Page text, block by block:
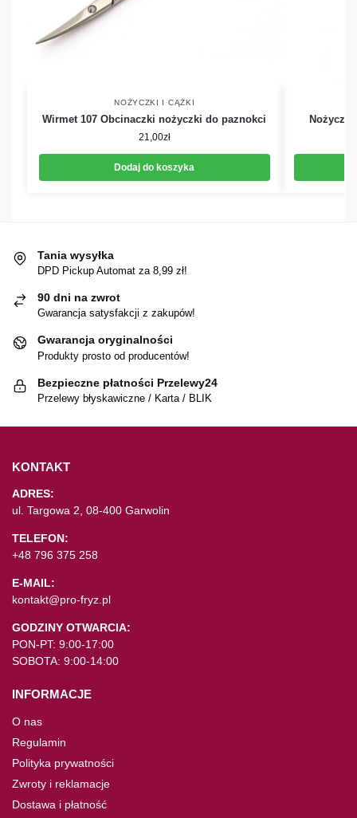
NOŻYCZKI I CĄŻKI
Wirmet 107 Obcinaczki nożyczki do paznokci
21,00zł
Dodaj do koszyka
Nożyczki
Tania wysyłka
DPD Pickup Automat za 8,99 zł!
90 dni na zwrot
Gwarancja satysfakcji z zakupów!
Gwarancja oryginalności
Produkty prosto od producentów!
Bezpieczne płatności Przelewy24
Przelewy błyskawiczne / Karta / BLIK
KONTAKT
ADRES:
ul. Targowa 2, 08-400 Garwolin
TELEFON:
+48 796 375 258
E-MAIL:
kontakt@pro-fryz.pl
GODZINY OTWARCIA:
PON-PT: 9:00-17:00
SOBOTA: 9:00-14:00
INFORMACJE
O nas
Regulamin
Polityka prywatności
Zwroty i reklamacje
Dostawa i płatność